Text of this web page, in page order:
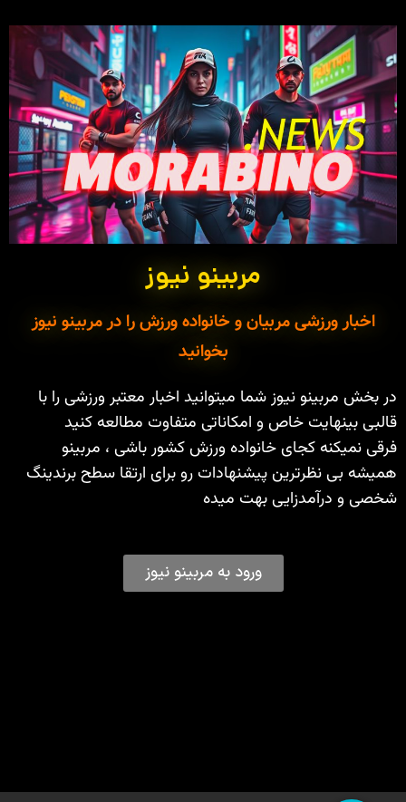
مربینو نیوز
اخبار ورزشی مربیان و خانواده ورزش را در مربینو نیوز
بخوانید
در بخش مربینو نیوز شما میتوانید اخبار معتبر ورزشی را با
قالبی بینهایت خاص و امکاناتی متفاوت مطالعه کنید
فرقی نمیکنه کجای خانواده ورزش کشور باشی ، مربینو
همیشه بی نظرترین پیشنهادات رو برای ارتقا سطح برندینگ
شخصی و درآمدزایی بهت میده
ورود به مربینو نیوز